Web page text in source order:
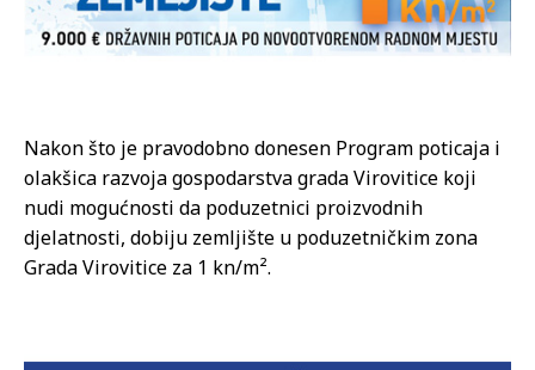
Nakon što je pravodobno donesen Program poticaja i
olakšica razvoja gospodarstva grada Virovitice koji
nudi mogućnosti da poduzetnici proizvodnih
djelatnosti, dobiju zemljište u poduzetničkim zona
Grada Virovitice za 1 kn/m².